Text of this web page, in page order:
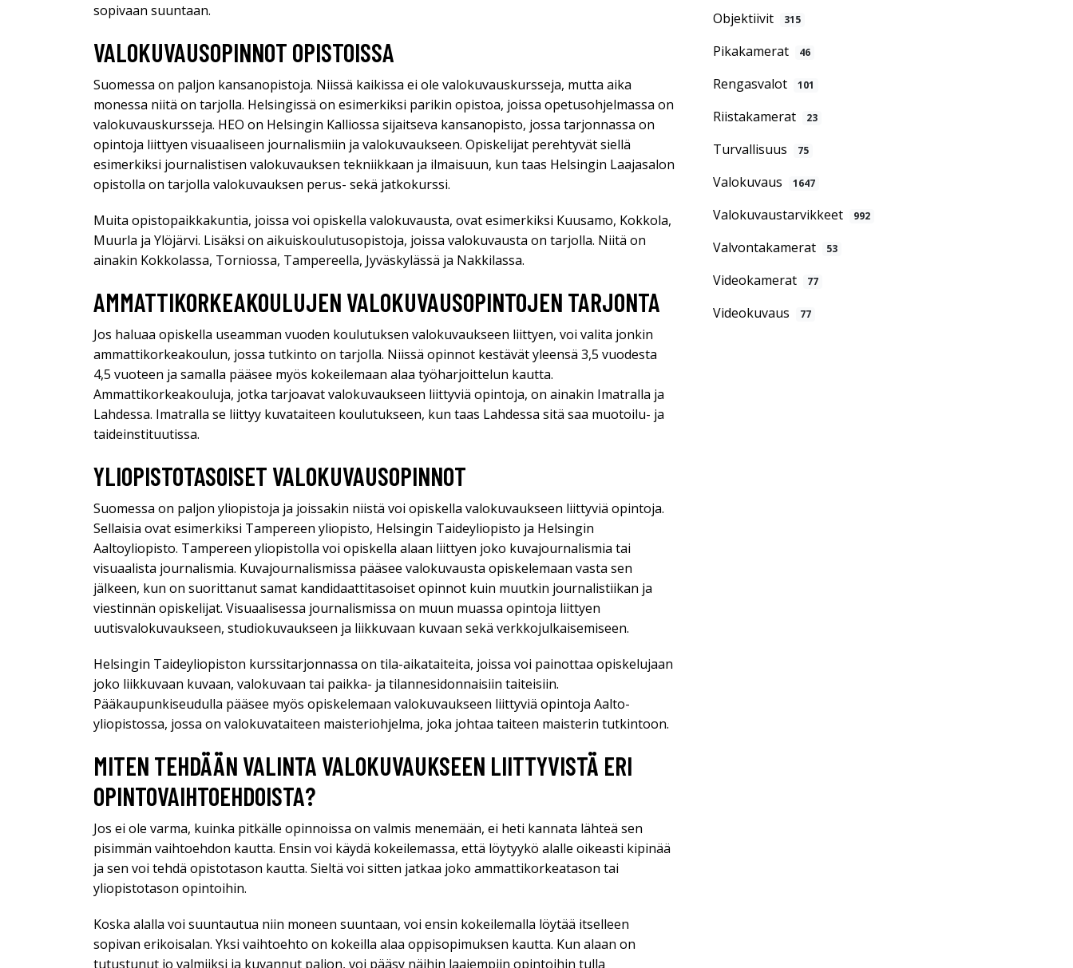
sopivaan suuntaan.
VALOKUVAUSOPINNOT OPISTOISSA
Suomessa on paljon kansanopistoja. Niissä kaikissa ei ole valokuvauskursseja, mutta aika
monessa niitä on tarjolla. Helsingissä on esimerkiksi parikin opistoa, joissa opetusohjelmassa on
valokuvauskursseja. HEO on Helsingin Kalliossa sijaitseva kansanopisto, jossa tarjonnassa on
opintoja liittyen visuaaliseen journalismiin ja valokuvaukseen. Opiskelijat perehtyvät siellä
esimerkiksi journalistisen valokuvauksen tekniikkaan ja ilmaisuun, kun taas Helsingin Laajasalon
opistolla on tarjolla valokuvauksen perus- sekä jatkokurssi.
Muita opistopaikkakuntia, joissa voi opiskella valokuvausta, ovat esimerkiksi Kuusamo, Kokkola,
Muurla ja Ylöjärvi. Lisäksi on aikuiskoulutusopistoja, joissa valokuvausta on tarjolla. Niitä on
ainakin Kokkolassa, Torniossa, Tampereella, Jyväskylässä ja Nakkilassa.
AMMATTIKORKEAKOULUJEN VALOKUVAUSOPINTOJEN TARJONTA
Jos haluaa opiskella useamman vuoden koulutuksen valokuvaukseen liittyen, voi valita jonkin
ammattikorkeakoulun, jossa tutkinto on tarjolla. Niissä opinnot kestävät yleensä 3,5 vuodesta
4,5 vuoteen ja samalla pääsee myös kokeilemaan alaa työharjoittelun kautta.
Ammattikorkeakouluja, jotka tarjoavat valokuvaukseen liittyviä opintoja, on ainakin Imatralla ja
Lahdessa. Imatralla se liittyy kuvataiteen koulutukseen, kun taas Lahdessa sitä saa muotoilu- ja
taideinstituutissa.
YLIOPISTOTASOISET VALOKUVAUSOPINNOT
Suomessa on paljon yliopistoja ja joissakin niistä voi opiskella valokuvaukseen liittyviä opintoja.
Sellaisia ovat esimerkiksi Tampereen yliopisto, Helsingin Taideyliopisto ja Helsingin
Aaltoyliopisto. Tampereen yliopistolla voi opiskella alaan liittyen joko kuvajournalismia tai
visuaalista journalismia. Kuvajournalismissa pääsee valokuvausta opiskelemaan vasta sen
jälkeen, kun on suorittanut samat kandidaattitasoiset opinnot kuin muutkin journalistiikan ja
viestinnän opiskelijat. Visuaalisessa journalismissa on muun muassa opintoja liittyen
uutisvalokuvaukseen, studiokuvaukseen ja liikkuvaan kuvaan sekä verkkojulkaisemiseen.
Helsingin Taideyliopiston kurssitarjonnassa on tila-aikataiteita, joissa voi painottaa opiskelujaan
joko liikkuvaan kuvaan, valokuvaan tai paikka- ja tilannesidonnaisiin taiteisiin.
Pääkaupunkiseudulla pääsee myös opiskelemaan valokuvaukseen liittyviä opintoja Aalto-
yliopistossa, jossa on valokuvataiteen maisteriohjelma, joka johtaa taiteen maisterin tutkintoon.
MITEN TEHDÄÄN VALINTA VALOKUVAUKSEEN LIITTYVISTÄ ERI
OPINTOVAIHTOEHDOISTA?
Jos ei ole varma, kuinka pitkälle opinnoissa on valmis menemään, ei heti kannata lähteä sen
pisimmän vaihtoehdon kautta. Ensin voi käydä kokeilemassa, että löytyykö alalle oikeasti kipinää
ja sen voi tehdä opistotason kautta. Sieltä voi sitten jatkaa joko ammattikorkeatason tai
yliopistotason opintoihin.
Koska alalla voi suuntautua niin moneen suuntaan, voi ensin kokeilemalla löytää itselleen
sopivan erikoisalan. Yksi vaihtoehto on kokeilla alaa oppisopimuksen kautta. Kun alaan on
tutustunut jo valmiiksi ja kuvannut paljon, voi pääsy näihin laajempiin opintoihin tulla
Objektiivit 315
Pikakamerat 46
Rengasvalot 101
Riistakamerat 23
Turvallisuus 75
Valokuvaus 1647
Valokuvaustarvikkeet 992
Valvontakamerat 53
Videokamerat 77
Videokuvaus 77